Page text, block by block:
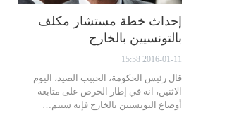
إحداث خطة مستشار مكلف
بالتونسيين بالخارج
2016-01-11 15:58
قال رئيس الحكومة، الحبيب الصيد، اليوم
الاثنين، انه في إطار الحرص على متابعة
أوضاع التونسيين بالخارج فإنه سيتم…